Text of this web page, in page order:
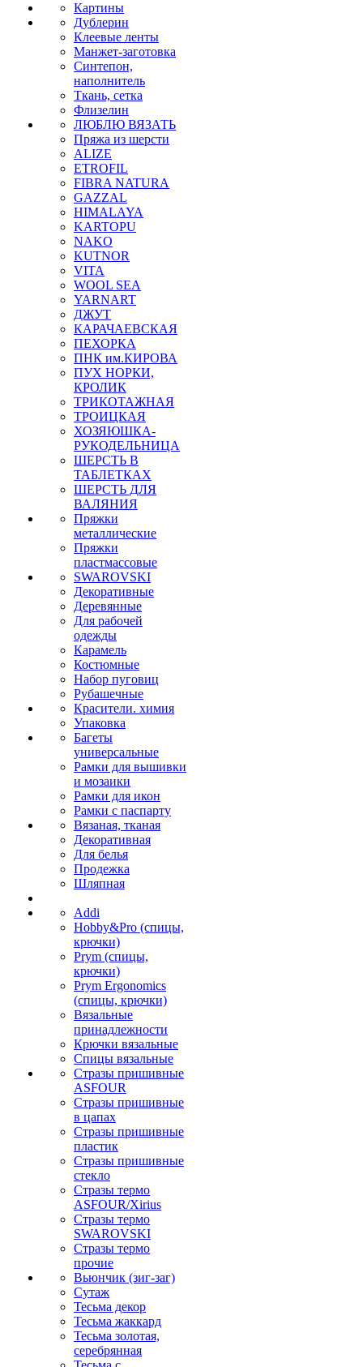
Картины
Дублерин
Клеевые ленты
Манжет-заготовка
Синтепон,
наполнитель
Ткань, сетка
Флизелин
ЛЮБЛЮ ВЯЗАТЬ
Пряжа из шерсти
ALIZE
ETROFIL
FIBRA NATURA
GAZZAL
HIMALAYA
KARTOPU
NAKO
KUTNOR
VITA
WOOL SEA
YARNART
ДЖУТ
КАРАЧАЕВСКАЯ
ПЕХОРКА
ПНК им.КИРОВА
ПУХ НОРКИ,
КРОЛИК
ТРИКОТАЖНАЯ
ТРОИЦКАЯ
ХОЗЯЮШКА-
РУКОДЕЛЬНИЦА
ШЕРСТЬ В
ТАБЛЕТКАХ
ШЕРСТЬ ДЛЯ
ВАЛЯНИЯ
Пряжки
металлические
Пряжки
пластмассовые
SWAROVSKI
Декоративные
Деревянные
Для рабочей
одежды
Карамель
Костюмные
Набор пуговиц
Рубашечные
Красители. химия
Упаковка
Багеты
универсальные
Рамки для вышивки
и мозаики
Рамки для икон
Рамки с паспарту
Вязаная, тканая
Декоративная
Для белья
Продежка
Шляпная
Addi
Hobby&Pro (спицы,
крючки)
Prym (спицы,
крючки)
Prym Ergonomics
(спицы, крючки)
Вязальные
принадлежности
Крючки вязальные
Спицы вязальные
Стразы пришивные
ASFOUR
Стразы пришивные
в цапах
Стразы пришивные
пластик
Стразы пришивные
стекло
Стразы термо
ASFOUR/Xirius
Стразы термо
SWAROVSKI
Стразы термо
прочие
Вьюнчик (зиг-заг)
Сутаж
Тесьма декор
Тесьма жаккард
Тесьма золотая,
серебрянная